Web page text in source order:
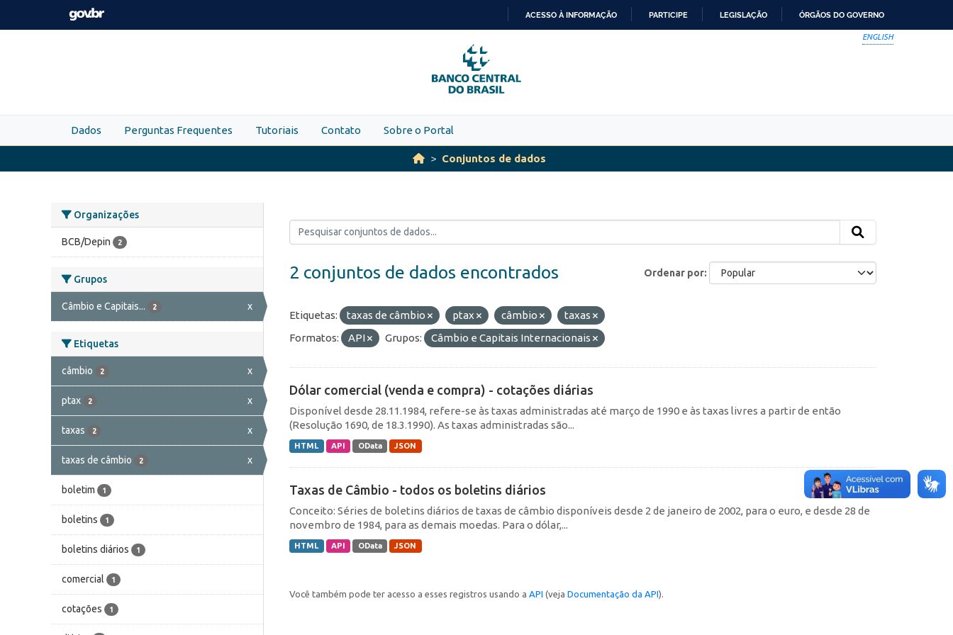
Skip to main content
PARA
O
CONTEÚDO
ACESSO À INFORMAÇÃO PARTICIPE LEGISLAÇÃO ÓRGÃOS DO GOVERNO
ENGLISH
Dados Perguntas Frequentes Tutoriais Contato Sobre o Portal
Conjuntos de dados
Organizações
BCB/Depin 2
Grupos
Câmbio e Capitais... 2 x
Etiquetas
câmbio 2 x
ptax 2 x
taxas 2 x
taxas de câmbio 2 x
boletim 1
boletins 1
boletins diários 1
comercial 1
cotações 1
Ordenar por
2 conjuntos de dados encontrados
Etiquetas: taxas de câmbio ptax câmbio
taxas
Formatos:
API Grupos: Câmbio e Capitais Internacionais
Dólar comercial (venda e compra) - cotações diárias
Disponível desde 28.11.1984, refere-se às taxas administradas até março de 1990 e às taxas livres a partir de então
(Resolução 1690, de 18.3.1990). As taxas administradas são...
HTML API OData JSON
Taxas de Câmbio - todos os boletins diários
Conceito: Séries de boletins diários de taxas de câmbio disponíveis desde 2 de janeiro de 2002, para o euro, e desde 28 de
novembro de 1984, para as demais moedas. Para o dólar,...
HTML API OData JSON
Você também pode ter acesso a esses registros usando a API (veja Documentação da API).